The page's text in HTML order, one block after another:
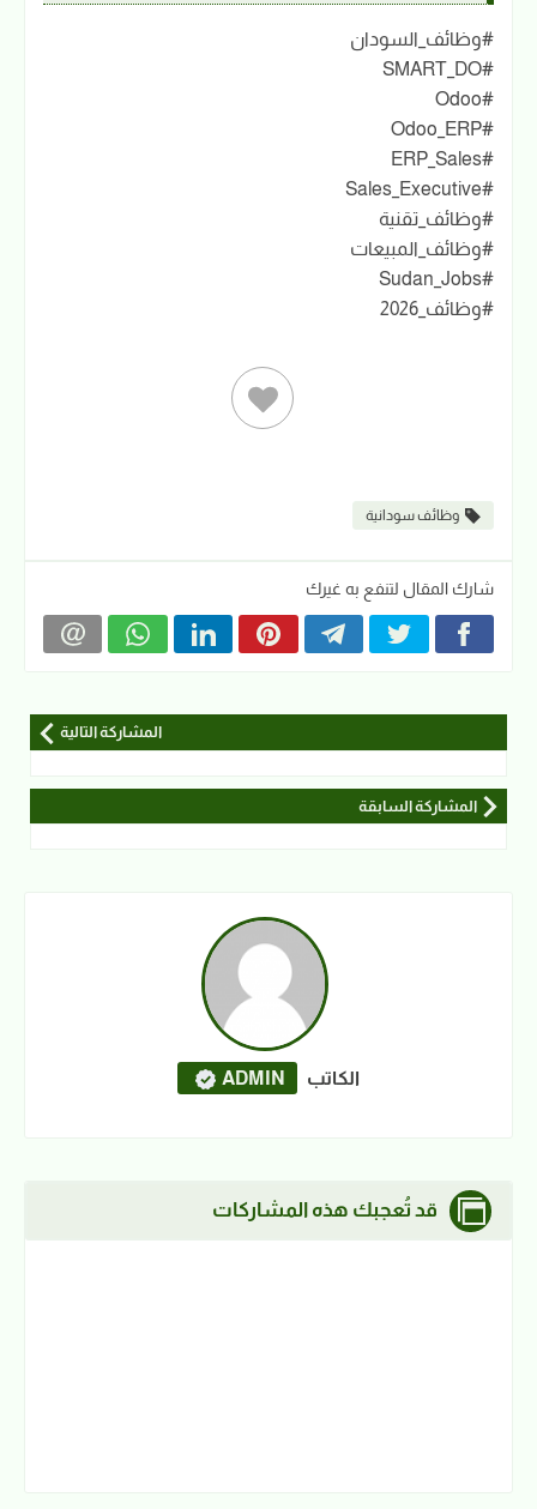
#وظائف_السودان
#SMART_DO
#Odoo
#Odoo_ERP
#ERP_Sales
#Sales_Executive
#وظائف_تقنية
#وظائف_المبيعات
#Sudan_Jobs
#وظائف_2026
وظائف سودانية
شارك المقال لتنفع به غيرك
المشاركة التالية
المشاركة السابقة
الكاتب ADMIN
قد تُعجبك هذه المشاركات